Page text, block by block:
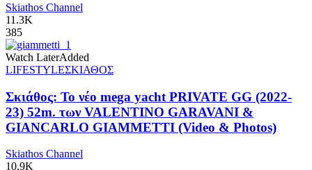
Skiathos Channel
11.3K
385
Watch LaterAdded
LIFESTYLEΣΚΙΑΘΟΣ
Σκιάθος: Το νέο mega yacht PRIVATE GG (2022-
23) 52m. των VALENTINO GARAVANI &
GIANCARLO GIAMMETTI (Video & Photos)
Skiathos Channel
10.9K